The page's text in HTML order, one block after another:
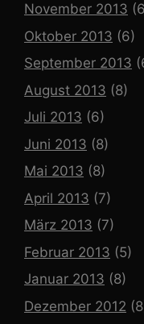
November 2013
Oktober 2013 (6)
September 2013
August 2013 (8)
Juli 2013 (6)
Juni 2013 (8)
Mai 2013 (8)
April 2013 (7)
März 2013 (7)
Februar 2013 (5)
Januar 2013 (8)
Dezember 2012